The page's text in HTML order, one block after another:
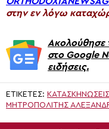
στην εν λόγω
Ακολούθησε
στο Google
ειδήσεις.
ΕΤΙΚΈΤΕΣ:
ΜΗΤΡΟΠΟΛΊΤΗΣ